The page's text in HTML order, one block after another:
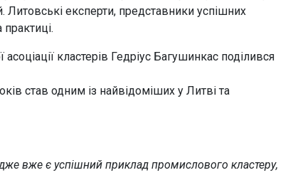
Литовські експерти, представники успішних
кластерів Гедріус Багушинкас поділився
став одним із найвідоміших у Литві та
вже є успішний приклад промислового кластеру,